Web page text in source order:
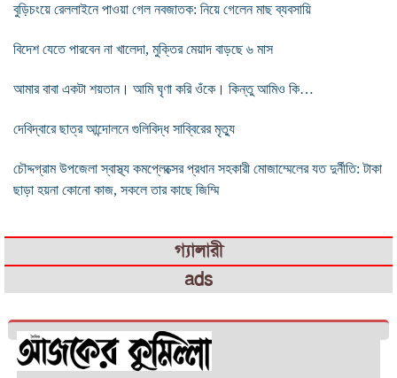
বুড়িচংয়ে রেললাইনে পাওয়া গেল নবজাতক: নিয়ে গেলেন মাছ ব্যবসায়ি
বিদেশ যেতে পারবেন না খালেদা, মুক্তির মেয়াদ বাড়ছে ৬ মাস
আমার বাবা একটা শয়তান। আমি ঘৃণা করি ওঁকে। কিন্তু আমিও কি…
দেবিদ্বারে ছাত্র আন্দোলনে গুলিবিদ্ধ সাব্বিরের মৃত্যু
চৌদ্দগ্রাম উপজেলা স্বাস্থ্য কমপ্লেক্সের প্রধান সহকারী মোজাম্মেলের যত দুর্নীতি: টাকা
ছাড়া হয়না কোনো কাজ, সকলে তার কাছে জিম্মি
গ্যালারী
ads